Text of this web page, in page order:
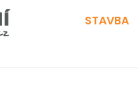
STAVBA